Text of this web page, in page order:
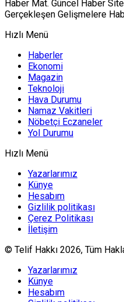
Haber Mat. Güncel Haber
Gerçekleşen Gelişmelere
Hızlı Menü
Haberler
Ekonomi
Magazin
Teknoloji
Hava Durumu
Namaz Vakitleri
Nöbetçi Eczaneler
Yol Durumu
Hızlı Menü
Yazarlarımız
Künye
Hesabım
Gizlilik politikası
Çerez Politikası
İletişim
© Telif Hakkı 2026, Tüm
Yazarlarımız
Künye
Hesabım